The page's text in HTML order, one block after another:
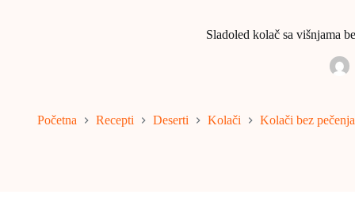
Sladoled kolač sa višnjama
Početna Recepti Deserti Kolači Kolači bez pečenja